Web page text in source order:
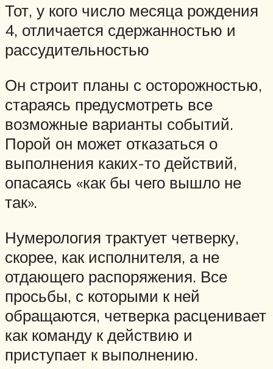
Тот, у кого число месяца рождения
4, отличается сдержанностью и
рассудительностью
Он строит планы с осторожностью,
стараясь предусмотреть все
возможные варианты событий.
Порой он может отказаться о
выполнения каких-то действий,
опасаясь «как бы чего вышло не
так».
Нумерология трактует четверку,
скорее, как исполнителя, а не
отдающего распоряжения. Все
просьбы, с которыми к ней
обращаются, четверка расценивает
как команду к действию и
приступает к выполнению.